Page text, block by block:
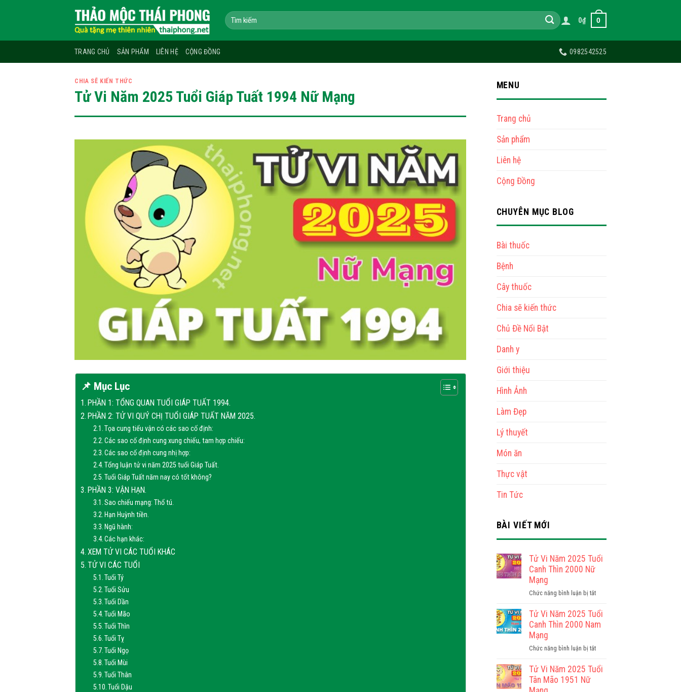
Tìm
kiếm:
0₫ 0
TRANG CHỦ SẢN PHẨM LIÊN HỆ CỘNG ĐỒNG 0982542525
CHIA SẼ KIẾN THỨC
Tử Vi Năm 2025 Tuổi Giáp Tuất 1994 Nữ Mạng
📌 Mục Lục
PHẦN 1: TỔNG QUAN TUỔI GIÁP TUẤT 1994.
PHẦN 2: TỬ VI QUÝ CHỊ TUỔI GIÁP TUẤT NĂM 2025.
Tọa cung tiểu vận có các sao cố định:
Các sao cố định cung xung chiếu, tam hợp chiếu:
Các sao cố định cung nhị hợp:
Tổng luận tử vi năm 2025 tuổi Giáp Tuất.
Tuổi Giáp Tuất năm nay có tốt không?
PHẦN 3: VẬN HẠN.
Sao chiếu mạng: Thổ tú.
Hạn Huỳnh tiền.
Ngũ hành:
Các hạn khác:
XEM TỬ VI CÁC TUỔI KHÁC
TỬ VI CÁC TUỔI
Tuổi Tý
Tuổi Sửu
Tuổi Dần
Tuổi Mão
Tuổi Thìn
Tuổi Tỵ
Tuổi Ngọ
Tuổi Mùi
Tuổi Thân
Tuổi Dậu
MENU
Trang chủ
Sản phẩm
Liên hệ
Cộng Đồng
CHUYÊN MỤC BLOG
Bài thuốc
Bệnh
Cây thuốc
Chia sẽ kiến thức
Chủ Đề Nổi Bật
Danh y
Giới thiệu
Hình Ảnh
Làm Đẹp
Lý thuyết
Món ăn
Thực vật
Tin Tức
BÀI VIẾT MỚI
Tử Vi Năm 2025 Tuổi
Canh Thìn 2000 Nữ
Mạng
Chức năng bình luận bị tắtở
Vi
Năm
Canh
2000
Tử Vi Năm 2025 Tuổi
Canh Thìn 2000 Nam
Mạng
Chức năng bình luận bị tắtở
Vi
Tử Vi Năm 2025 Tuổi
Tân Mão 1951 Nữ